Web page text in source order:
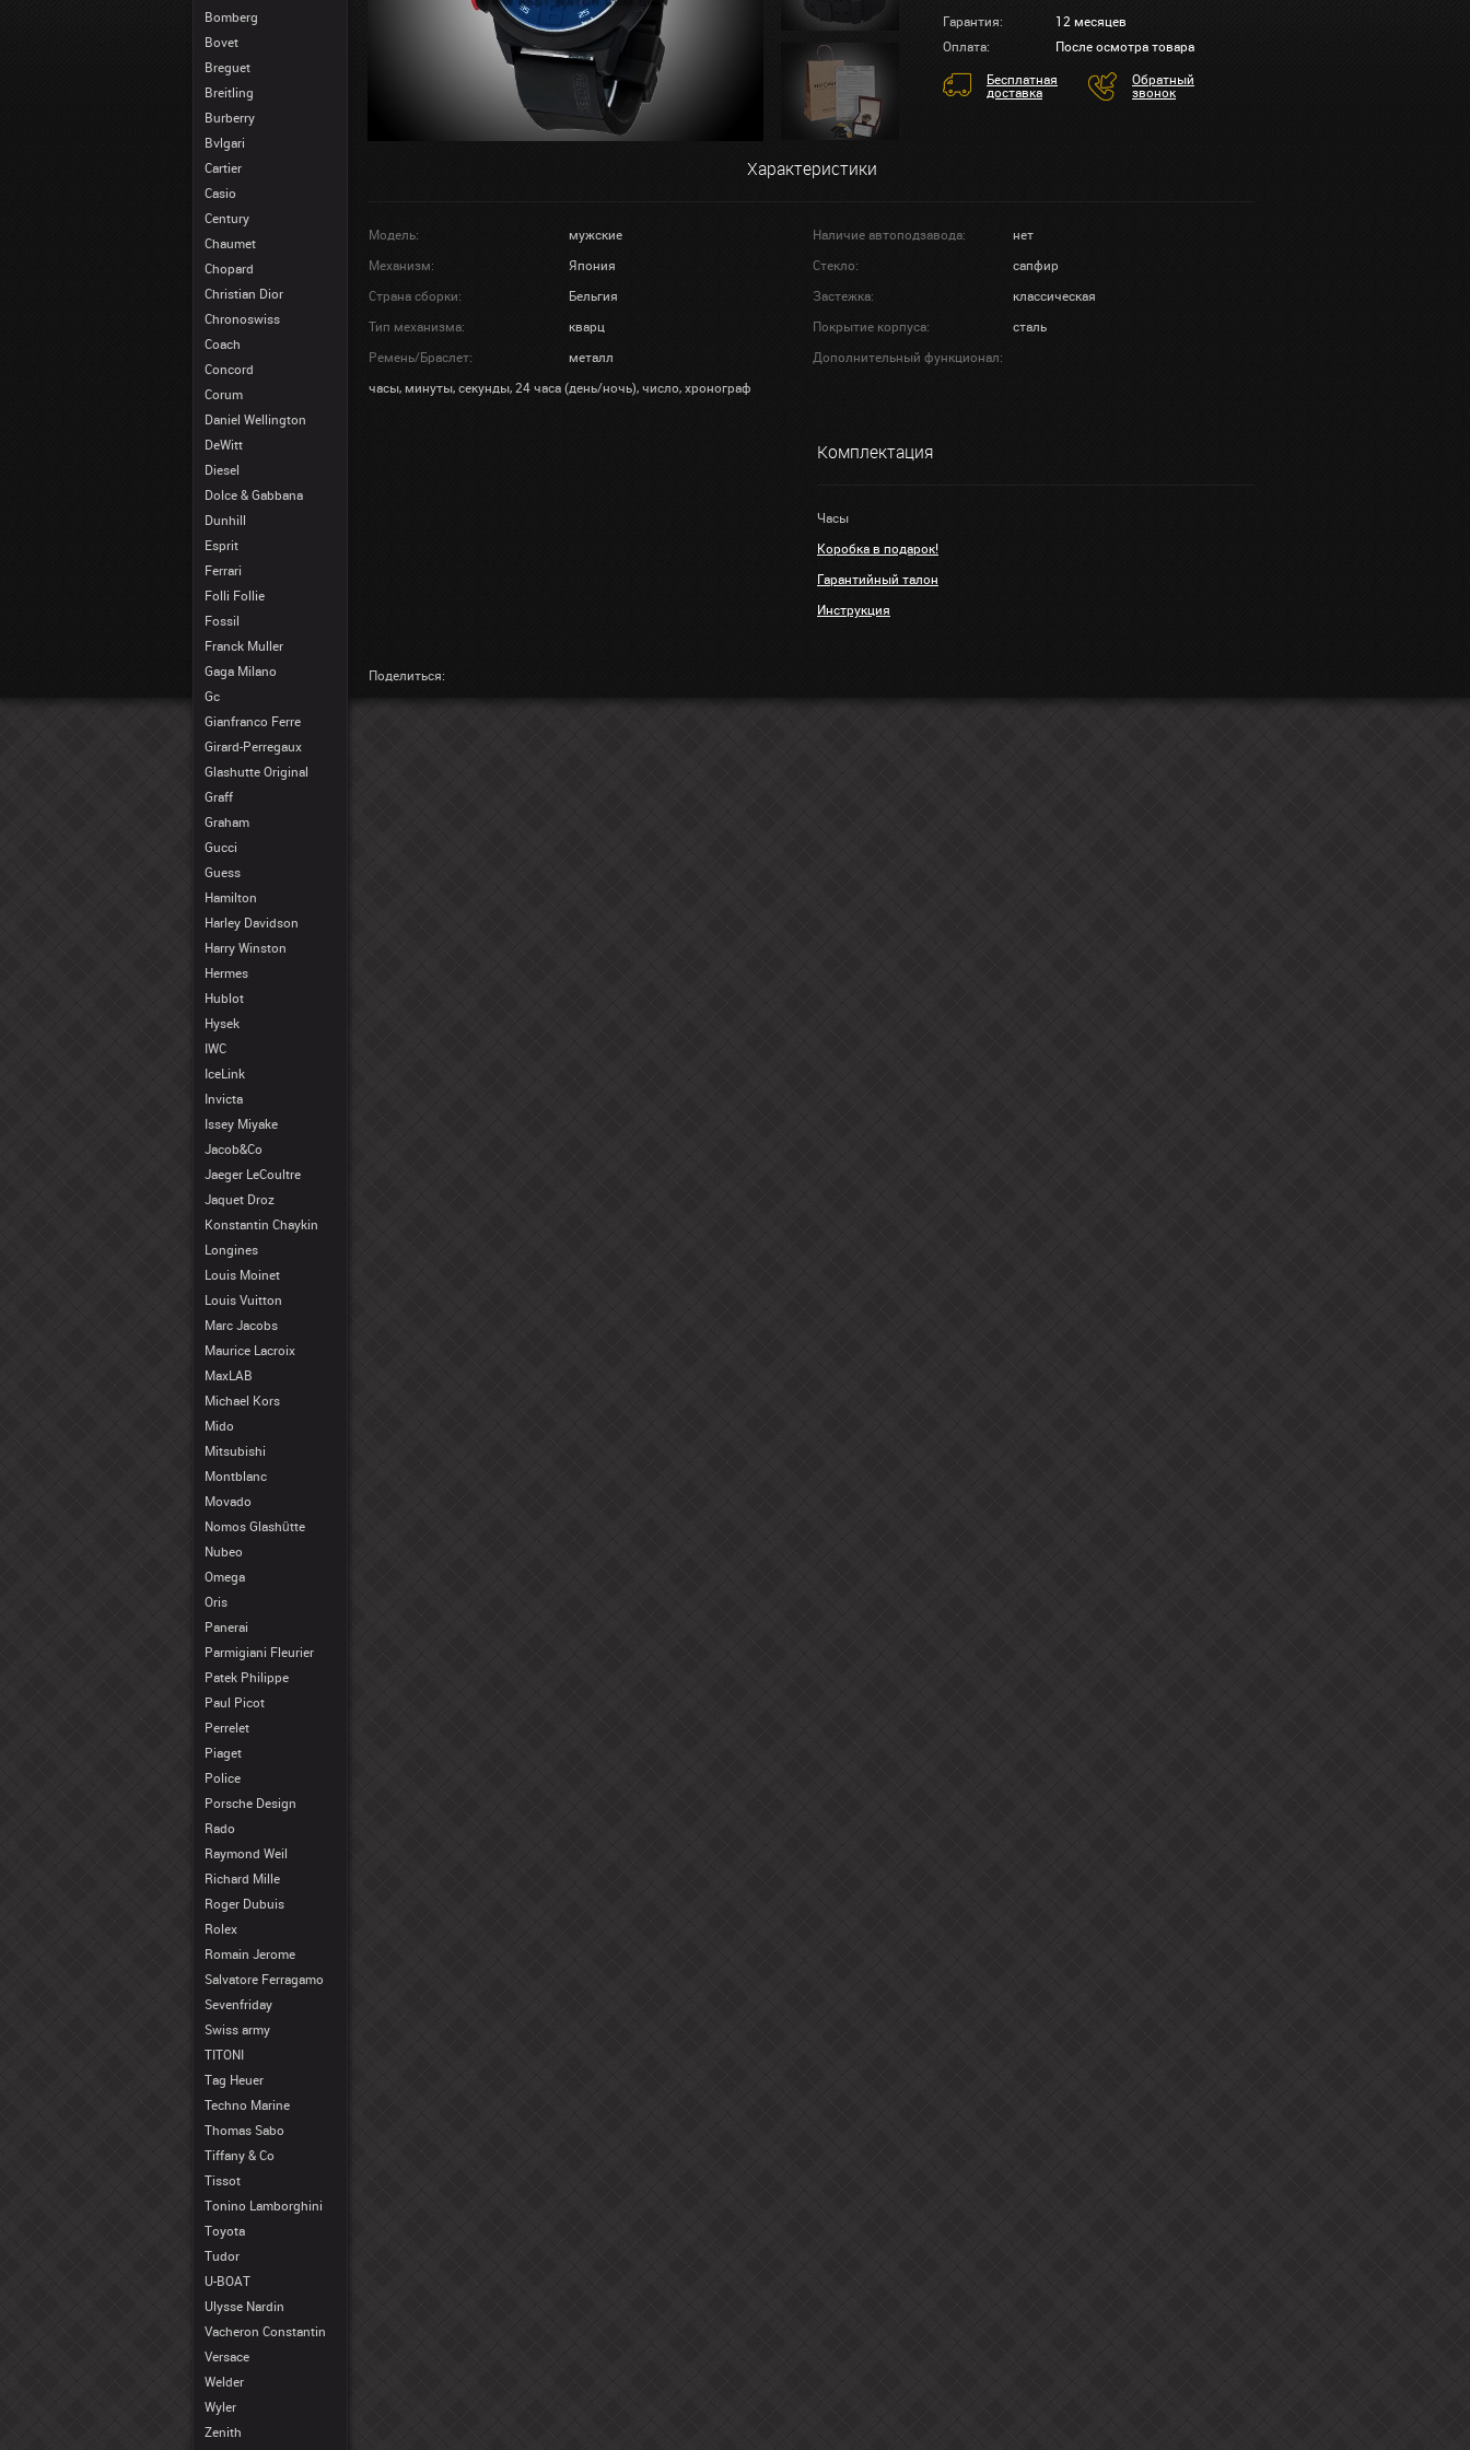
Bomberg
Bovet
Breguet
Breitling
Burberry
Bvlgari
Cartier
Casio
Century
Chaumet
Chopard
Christian Dior
Chronoswiss
Coach
Concord
Corum
Daniel Wellington
DeWitt
Diesel
Dolce & Gabbana
Dunhill
Esprit
Ferrari
Folli Follie
Fossil
Franck Muller
Gaga Milano
Gc
Gianfranco Ferre
Girard-Perregaux
Glashutte Original
Graff
Graham
Gucci
Guess
Hamilton
Harley Davidson
Harry Winston
Hermes
Hublot
Hysek
IWC
IceLink
Invicta
Issey Miyake
Jacob&Co
Jaeger LeCoultre
Jaquet Droz
Konstantin Chaykin
Longines
Louis Moinet
Louis Vuitton
Marc Jacobs
Maurice Lacroix
MaxLAB
Michael Kors
Mido
Mitsubishi
Montblanc
Movado
Nomos Glashütte
Nubeo
Omega
Oris
Panerai
Parmigiani Fleurier
Patek Philippe
Paul Picot
Perrelet
Piaget
Police
Porsche Design
Rado
Raymond Weil
Richard Mille
Roger Dubuis
Rolex
Romain Jerome
Salvatore Ferragamo
Sevenfriday
Swiss army
TITONI
Tag Heuer
Techno Marine
Thomas Sabo
Tiffany & Co
Tissot
Tonino Lamborghini
Toyota
Tudor
U-BOAT
Ulysse Nardin
Vacheron Constantin
Versace
Welder
Wyler
Zenith
Гарантия:
12 месяцев
Оплата:
После осмотра товара
Бесплатная
доставка
Обратный
звонок
Характеристики
Модель: мужские Наличие автоподзавода:
нет
Механизм:
Япония Стекло:
сапфир
Страна сборки:
Бельгия Застежка:
классическая
Тип механизма:
кварц Покрытие корпуса:
сталь
Ремень/Браслет:
металл
Дополнительный функционал:
часы, минуты, секунды, 24 часа (день/ночь), число, хронограф
Комплектация
Часы
Коробка в подарок!
Гарантийный талон
Инструкция
Поделиться: